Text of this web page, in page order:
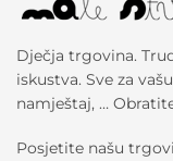
Dječja trgovina.
iskustva. Sve za
namještaj, …
Posjetite našu